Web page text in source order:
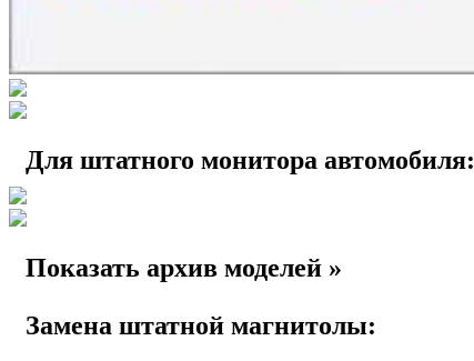
Для штатного монитора автомобиля:
Показать архив моделей »
Замена штатной магнитолы: